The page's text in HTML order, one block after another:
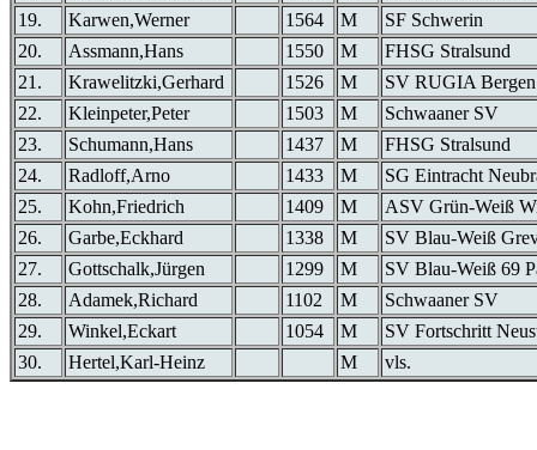
19.
Karwen,Werner 1564 M
SF Schwerin
20.
Assmann,Hans 1550 M
FHSG Stralsund
21.
Krawelitzki,Gerhard 1526 M
SV RUGIA Bergen
22.
Kleinpeter,Peter 1503 M
Schwaaner SV
23.
Schumann,Hans 1437 M
FHSG Stralsund
24.
Radloff,Arno 1433 M
SG Eintracht
25.
Kohn,Friedrich 1409 M
ASV Grün-Weiß
26.
Garbe,Eckhard 1338 M
SV Blau-Weiß
27.
Gottschalk,Jürgen 1299 M
SV Blau-Weiß 69
28.
Adamek,Richard 1102 M
Schwaaner SV
29.
Winkel,Eckart 1054 M
SV Fortschritt
30.
Hertel,Karl-Heinz M vls.